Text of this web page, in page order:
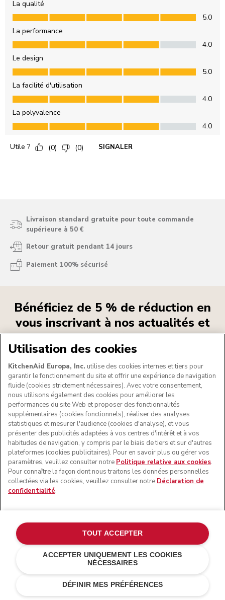
€ 97,30 € 139,00
Économies de coûts€ 41,70
Livraison standard gratuite pour toute commande
supérieure à 50 €
Retour gratuit pendant 14 jours
Paiement 100% sécurisé
Bénéficiez de 5 % de réduction en
vous inscrivant à nos actualités et
nos offres
Votre adresse e-mail
Prénom
Nom de famille
J’accepte que KitchenAid Europa Inc. traite mes données
personnelles afin de m’envoyer des communications
marketing par voie électronique.
personnelles pour mener des opérations de profilage et
m’envoyer des communications marketing personnalisées.
Développer
S’INSCRIRE
Utilisation des cookies
KitchenAid Europa, Inc. utilise des cookies internes et tiers pour
garantir le fonctionnement du site et offrir une expérience de navigation
fluide (cookies strictement nécessaires). Avec votre consentement,
nous utilisons également des cookies pour améliorer les
performances du site Web et proposer des fonctionnalités
supplémentaires (cookies fonctionnels), réaliser des analyses
statistiques et mesurer l'audience (cookies d'analyse), et vous
présenter des publicités adaptées à vos centres d'intérêt et à vos
habitudes de navigation, y compris par le biais de tiers et sur d'autres
plateformes (cookies publicitaires). Pour en savoir plus ou gérer vos
paramètres, veuillez consulter notre Politique relative aux cookies.
Pour connaître la façon dont nous traitons les données personnelles
collectées via les cookies, veuillez consulter notre Déclaration de
confidentialité.
DÉFINIR MES PRÉFÉRENCES
ACCEPTER UNIQUEMENT LES COOKIES
NÉCESSAIRES
TOUT ACCEPTER